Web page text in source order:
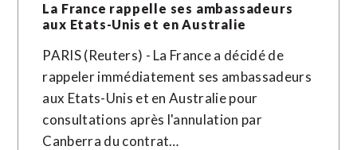
La France rappelle ses ambassadeurs
aux Etats-Unis et en Australie
PARIS (Reuters) - La France a décidé de
rappeler immédiatement ses ambassadeurs
aux Etats-Unis et en Australie pour
consultations après l'annulation par
Canberra du contrat…